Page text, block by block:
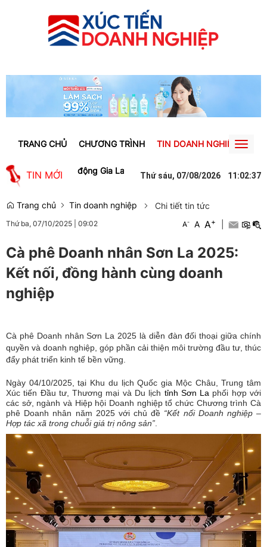
TRANG CHỦ CHƯƠNG TRÌNH TIN DOANH NGHIỆP Toggle
TIN MỚI
làm cho lao động Gia Lai Người phụ nữ ở Hưng Yên suýt bị
Thứ sáu, 07/08/2026 11 :02:37
Trang chủ Tin doanh nghiệp Chi tiết tin tức
Thứ ba, 07/10/2025 09:02 A- A A+
Cà phê Doanh nhân Sơn La 2025:
Kết nối, đồng hành cùng doanh
nghiệp
Cà phê Doanh nhân Sơn La 2025 là diễn đàn đối thoại giữa chính
quyền và doanh nghiệp, góp phần cải thiện môi trường đầu tư, thúc
đẩy phát triển kinh tế bền vững.
Ngày 04/10/2025, tại Khu du lịch Quốc gia Mộc Châu, Trung tâm
Xúc tiến Đầu tư, Thương mại và Du lịch tỉnh Sơn La phối hợp với
các sở, ngành và Hiệp hội Doanh nghiệp tổ chức Chương trình Cà
phê Doanh nhân năm 2025 với chủ đề “Kết nối Doanh nghiệp –
Hợp tác xã trong chuỗi giá trị nông sản”